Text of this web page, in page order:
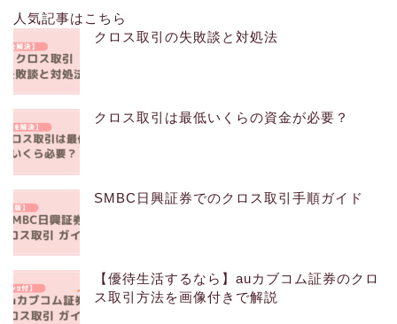
人気記事はこちら
クロス取引の失敗談と対処法
クロス取引は最低いくらの資金が必要？
SMBC日興証券でのクロス取引手順ガイド
【優待生活するなら】auカブコム証券のクロ
ス取引方法を画像付きで解説